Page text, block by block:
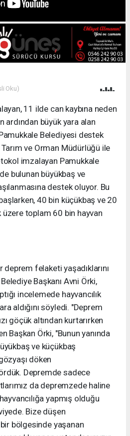
Oku)
11 ilde can kaybına neden
büyük yara alan
Belediyesi destek
ve Orman Müdürlüğü ile
imzalayan Pamukkale
bulunan büyükbaş ve
destek oluyor. Bu
40 bin küçükbaş ve 20
toplam 60 bin hayvan
felaketi yaşadıklarını
Başkanı Avni Örki,
incelemede hayvancılık
aldığını söyledi. "Deprem
göçük altından kurtarırken
Başkan Örki, "Bunun yanında
ve küçükbaş
döken
Depremde sadece
da depremzede haline
yapmış olduğu
Bize düşen
bölgesinde yaşanan